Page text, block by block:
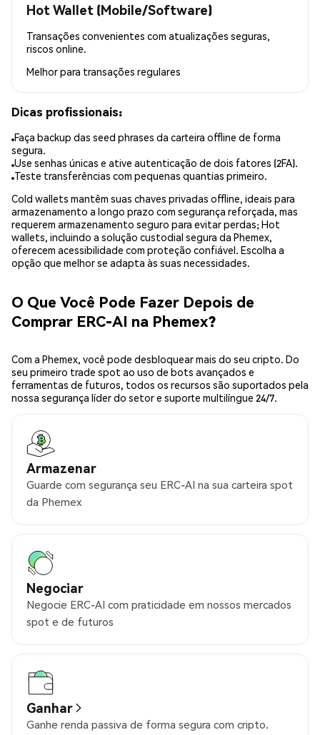
Hot Wallet (Mobile/Software)
Transações convenientes com atualizações seguras,
riscos online.
Melhor para transações regulares
Dicas profissionais:
Faça backup das seed phrases da carteira offline de forma
segura.
Use senhas únicas e ative autenticação de dois fatores (2FA).
Teste transferências com pequenas quantias primeiro.
Cold wallets mantêm suas chaves privadas offline, ideais para
armazenamento a longo prazo com segurança reforçada, mas
requerem armazenamento seguro para evitar perdas; Hot
wallets, incluindo a solução custodial segura da Phemex,
oferecem acessibilidade com proteção confiável. Escolha a
opção que melhor se adapta às suas necessidades.
O Que Você Pode Fazer Depois de
Comprar ERC-AI na Phemex?
Com a Phemex, você pode desbloquear mais do seu cripto. Do
seu primeiro trade spot ao uso de bots avançados e
ferramentas de futuros, todos os recursos são suportados pela
nossa segurança líder do setor e suporte multilíngue 24/7.
Armazenar
Guarde com segurança seu ERC-AI na sua carteira spot
da Phemex
Negociar
Negocie ERC-AI com praticidade em nossos mercados
spot e de futuros
Ganhar
Ganhe renda passiva de forma segura com cripto.